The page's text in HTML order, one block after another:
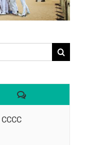
Comentaris